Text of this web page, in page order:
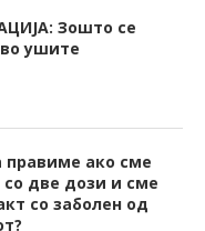
Зошто се
ушите
ако сме
две дози и сме
со заболен од